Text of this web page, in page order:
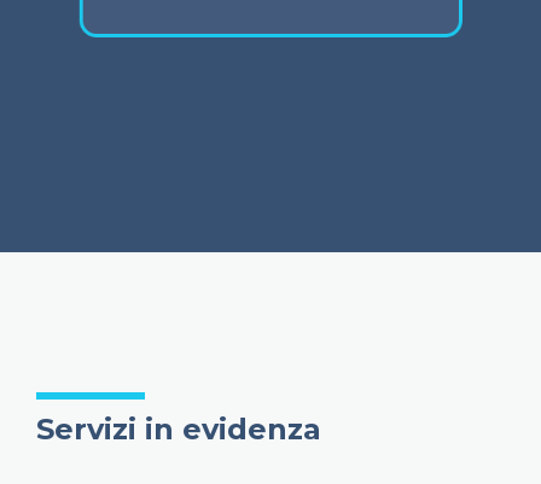
Servizi in evidenza